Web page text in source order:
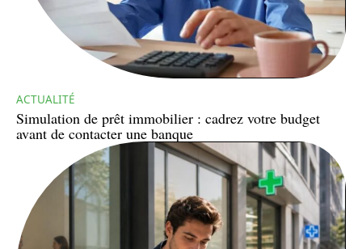
ACTUALITÉ
Simulation de prêt immobilier : cadrez votre budget
avant de contacter une banque